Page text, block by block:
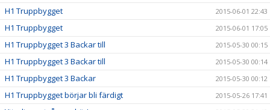
H1 Truppbygget 2015-06-01 22:43
H1 Truppbygget 2015-06-01 17:05
H1 Truppbygget 3 Backar till 2015-05-30 00:15
H1 Truppbygget 3 Backar till 2015-05-30 00:14
H1 Truppbygget 3 Backar 2015-05-30 00:12
H1 Truppbygget börjar bli färdigt 2015-05-26 17:41